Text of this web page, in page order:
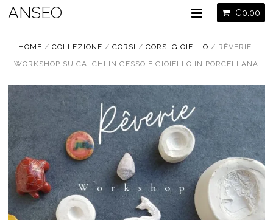
ANSEO €0.00
HOME /COLLEZIONE /CORSI /CORSI GIOIELLO / RÊVERIE:
WORKSHOP SU CALCHI IN GESSO E GIOIELLO IN PORCELLANA